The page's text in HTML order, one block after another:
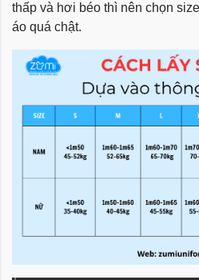
thấp và hơi béo thì nên chọn
áo quá chật.